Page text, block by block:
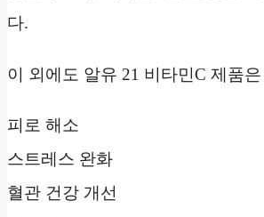
다.
이 외에도 알유 21 비타민C 제품
피로 해소
스트레스 완화
혈관 건강 개선